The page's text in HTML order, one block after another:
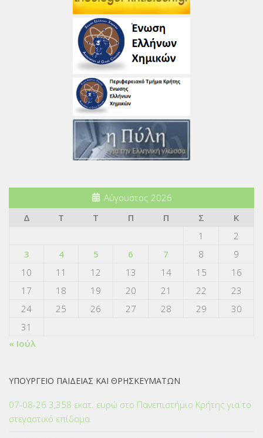
Αύγουστος 2026
Δ
Τ Τ Π Π Σ
Κ
1
2
3
4 5 6 7 8
9
10
11 12 13 14 15
16
17
18 19 20 21 22
23
24
25 26 27 28 29
30
31
« Ιούλ
ΥΠΟΥΡΓΕΙΟ ΠΑΙΔΕΙΑΣ ΚΑΙ ΘΡΗΣΚΕΥΜΑΤΩΝ
07-08-26 3,358 εκατ. ευρώ στο Πανεπιστήμιο Κρήτης για το
στεγαστικό επίδομα